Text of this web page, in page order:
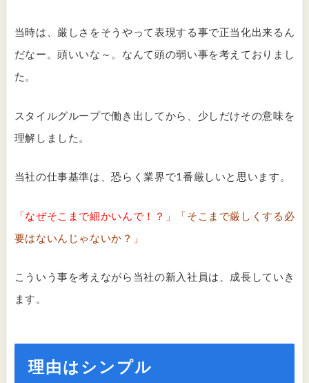
当時は、厳しさをそうやって表現する事で正当化出来るん
だなー。頭いいな～。なんて頭の弱い事を考えておりまし
た。
スタイルグループで働き出してから、少しだけその意味を
理解しました。
当社の仕事基準は、恐らく業界で1番厳しいと思います。
「なぜそこまで細かいんで！？」
「そこまで厳しくする必
要はないんじゃないか？」
こういう事を考えながら当社の新入社員は、成長していき
ます。
理由はシンプル